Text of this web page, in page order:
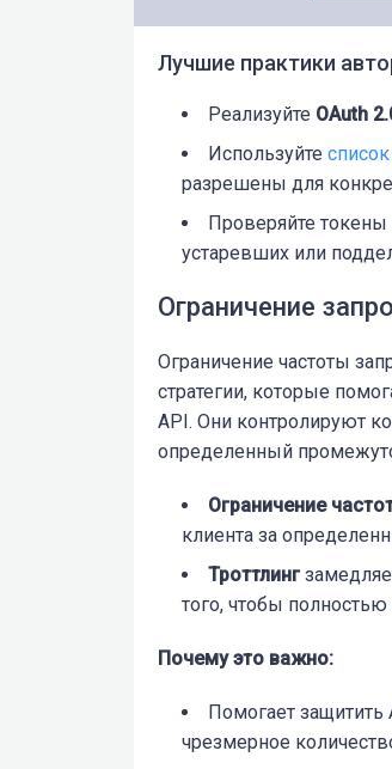
Лучшие практики
Реализуйте OAuth
Используйте
разрешены для
Проверяйте
устаревших или
Ограничение
Ограничение частоты
стратегии, которые
API. Они контролируют
определенный
Ограничение
клиента за
Троттлинг
того, чтобы полностью
Почему это важно:
Помогает
чрезмерное